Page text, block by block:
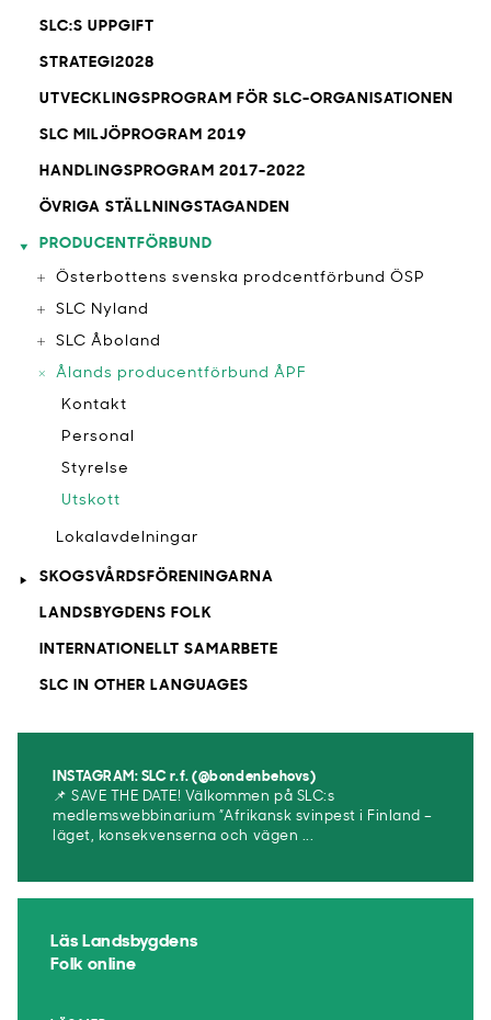
SLC:S UPPGIFT
STRATEGI2028
UTVECKLINGSPROGRAM FÖR SLC-ORGANISATIONEN
SLC MILJÖPROGRAM 2019
HANDLINGSPROGRAM 2017-2022
ÖVRIGA STÄLLNINGSTAGANDEN
PRODUCENTFÖRBUND
Österbottens svenska prodcentförbund ÖSP
SLC Nyland
SLC Åboland
Ålands producentförbund ÅPF
Kontakt
Personal
Styrelse
Utskott
Lokalavdelningar
SKOGSVÅRDSFÖRENINGARNA
LANDSBYGDENS FOLK
INTERNATIONELLT SAMARBETE
SLC IN OTHER LANGUAGES
INSTAGRAM: SLC r.f. (@bondenbehovs)
📌 SAVE THE DATE! Välkommen på SLC:s
medlemswebbinarium ”Afrikansk svinpest i Finland –
läget, konsekvenserna och vägen ...
Läs Landsbygdens
Folk online